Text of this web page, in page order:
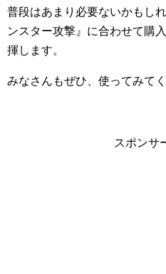
普段はあまり必要ないかもし
ンスター攻撃』に合わせて購
揮します。
みなさんもぜひ、使ってみてく
スポンサ